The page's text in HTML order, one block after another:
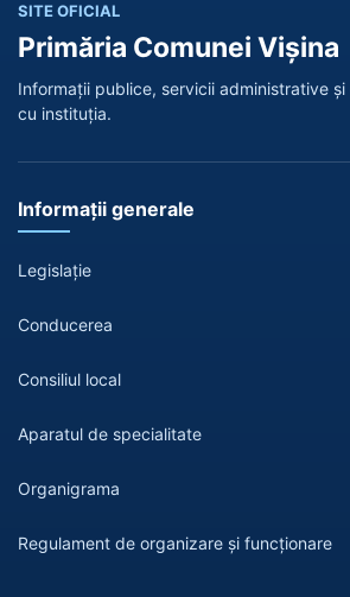
SITE OFICIAL
Primăria Comunei Vișina
Informații publice, servicii administrative
cu instituția.
Informații generale
Legislație
Conducerea
Consiliul local
Aparatul de specialitate
Organigrama
Regulament de organizare și funcționare